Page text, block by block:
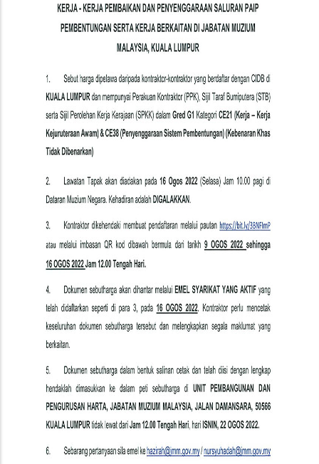
Saluran
Paip
Pembentungan
Kerja
Berkaitan
Di
Lumpur